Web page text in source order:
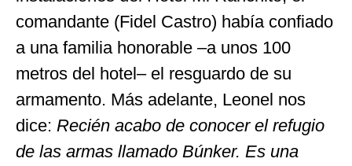
comandante (Fidel Castro) había confiado
a una familia honorable –a unos 100
metros del hotel– el resguardo de su
armamento. Más adelante, Leonel nos
dice: Recién acabo de conocer el refugio
de las armas llamado Búnker. Es una